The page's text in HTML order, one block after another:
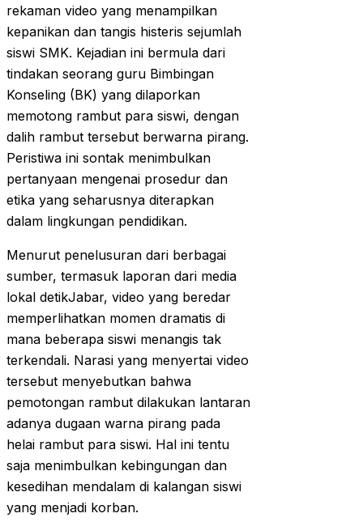
rekaman video yang menampilkan
kepanikan dan tangis histeris sejumlah
siswi SMK. Kejadian ini bermula dari
tindakan seorang guru Bimbingan
Konseling (BK) yang dilaporkan
memotong rambut para siswi, dengan
dalih rambut tersebut berwarna pirang.
Peristiwa ini sontak menimbulkan
pertanyaan mengenai prosedur dan
etika yang seharusnya diterapkan
dalam lingkungan pendidikan.
Menurut penelusuran dari berbagai
sumber, termasuk laporan dari media
lokal detikJabar, video yang beredar
memperlihatkan momen dramatis di
mana beberapa siswi menangis tak
terkendali. Narasi yang menyertai video
tersebut menyebutkan bahwa
pemotongan rambut dilakukan lantaran
adanya dugaan warna pirang pada
helai rambut para siswi. Hal ini tentu
saja menimbulkan kebingungan dan
kesedihan mendalam di kalangan siswi
yang menjadi korban.